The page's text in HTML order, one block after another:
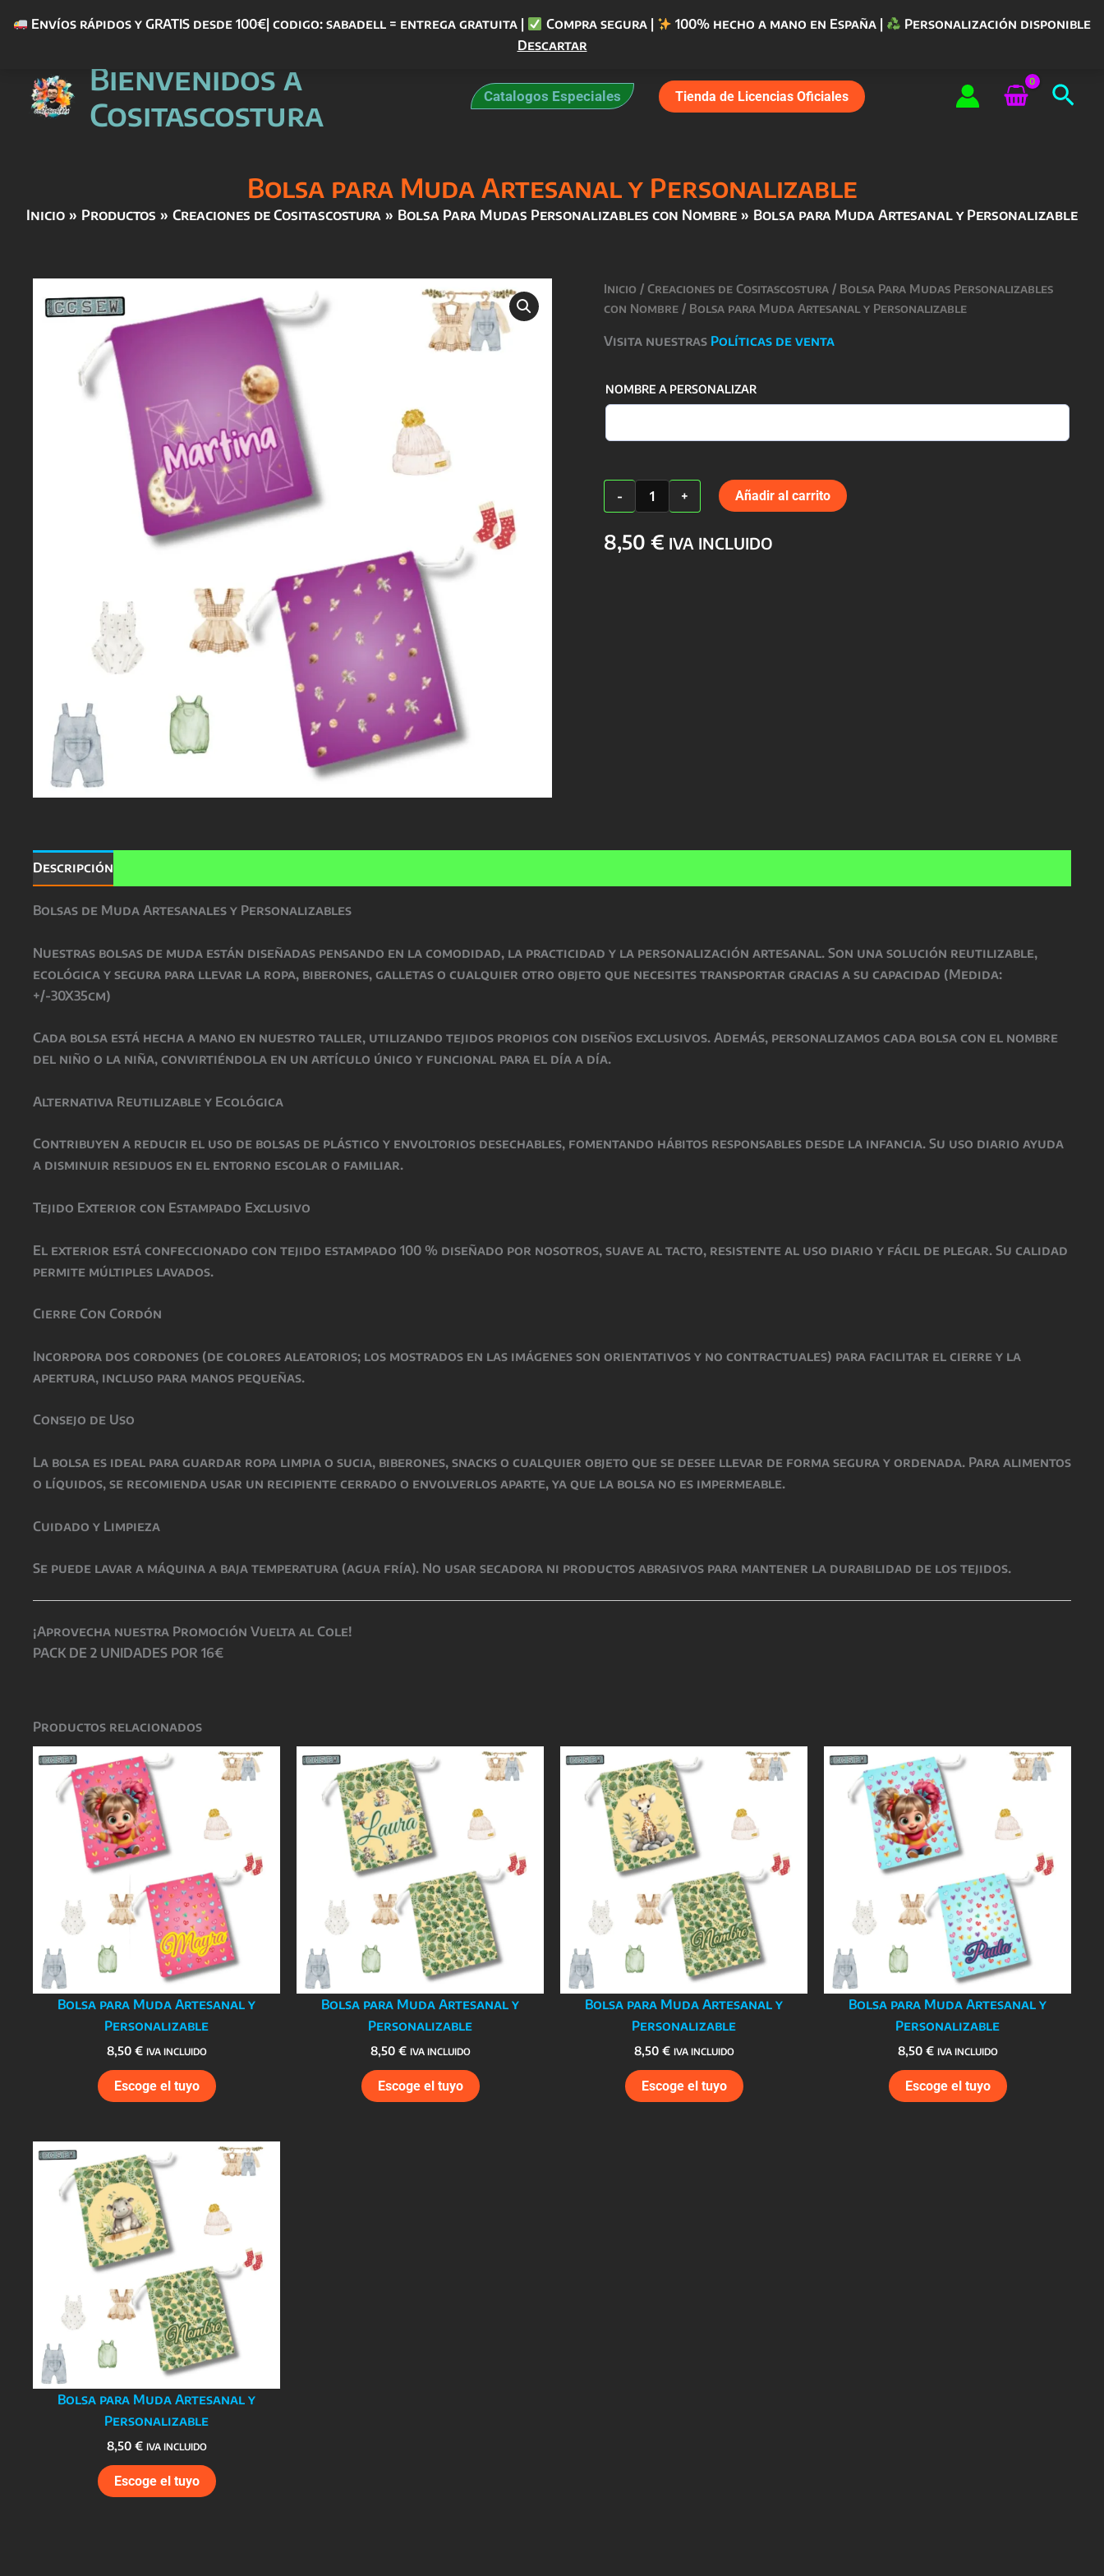
Envíos rápidos y GRATIS desde 100€| codigo: sabadell = entrega gratuita | Compra segura | 100% hecho a mano en España |
Personalización disponible
Descartar
contenido
Bienvenidos a
Cositascostura
Catalogos Especiales Tienda de Licencias Oficiales
Bolsa para Muda Artesanal y Personalizable
Inicio Productos Creaciones de Cositascostura Bolsa Para Mudas Personalizables con Nombre Bolsa para Muda Artesanal y Personalizable
Inicio /Creaciones de Cositascostura / Bolsa Para Mudas Personalizables
con Nombre / Bolsa para Muda Artesanal y Personalizable
Visita nuestras Políticas de venta
NOMBRE A PERSONALIZAR
-
Bolsa
para
Artesanal
y
+ Añadir al carrito
8,50€ IVA INCLUIDO
Descripción
Bolsas de Muda Artesanales y Personalizables
Nuestras bolsas de muda están diseñadas pensando en la comodidad, la practicidad y la personalización artesanal. Son una solución reutilizable,
ecológica y segura para llevar la ropa, biberones, galletas o cualquier otro objeto que necesites transportar gracias a su capacidad (Medida:
+/-30X35cm)
Cada bolsa está hecha a mano en nuestro taller, utilizando tejidos propios con diseños exclusivos. Además, personalizamos cada bolsa con el nombre
del niño o la niña, convirtiéndola en un artículo único y funcional para el día a día.
Alternativa Reutilizable y Ecológica
Contribuyen a reducir el uso de bolsas de plástico y envoltorios desechables, fomentando hábitos responsables desde la infancia. Su uso diario ayuda
a disminuir residuos en el entorno escolar o familiar.
Tejido Exterior con Estampado Exclusivo
El exterior está confeccionado con tejido estampado 100 % diseñado por nosotros, suave al tacto, resistente al uso diario y fácil de plegar. Su calidad
permite múltiples lavados.
Cierre Con Cordón
Incorpora dos cordones (de colores aleatorios; los mostrados en las imágenes son orientativos y no contractuales) para facilitar el cierre y la
apertura, incluso para manos pequeñas.
Consejo de Uso
La bolsa es ideal para guardar ropa limpia o sucia, biberones, snacks o cualquier objeto que se desee llevar de forma segura y ordenada. Para alimentos
o líquidos, se recomienda usar un recipiente cerrado o envolverlos aparte, ya que la bolsa no es impermeable.
Cuidado y Limpieza
Se puede lavar a máquina a baja temperatura (agua fría). No usar secadora ni productos abrasivos para mantener la durabilidad de los tejidos.
¡Aprovecha nuestra Promoción Vuelta al Cole!
PACK DE 2 UNIDADES POR 16€
Productos relacionados
Bolsa para Muda Artesanal y
Personalizable
8,50 € IVA INCLUIDO
Escoge el tuyo
Bolsa para Muda Artesanal y
Personalizable
8,50 € IVA INCLUIDO
Escoge el tuyo
Bolsa para Muda Artesanal y
Personalizable
8,50 € IVA INCLUIDO
Escoge el tuyo
Bolsa para Muda Artesanal y
Personalizable
8,50 € IVA INCLUIDO
Escoge el tuyo
Bolsa para Muda Artesanal y
Personalizable
8,50 € IVA INCLUIDO
Escoge el tuyo